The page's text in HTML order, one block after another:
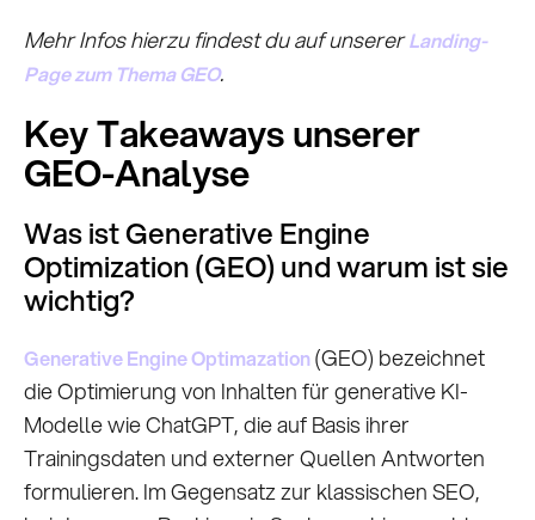
Mehr Infos hierzu findest du auf unsererLanding-
Page zum Thema GEO.
Key Takeaways unserer
GEO-Analyse
Was ist Generative Engine
Optimization (GEO) und warum ist sie
wichtig?
Generative Engine Optimazation(GEO) bezeichnet
die Optimierung von Inhalten für generative KI-
Modelle wie ChatGPT, die auf Basis ihrer
Trainingsdaten und externer Quellen Antworten
formulieren. Im Gegensatz zur klassischen SEO,